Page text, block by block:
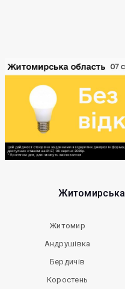
Житомирська
Житомир
Андрушівка
Бердичів
Коростень